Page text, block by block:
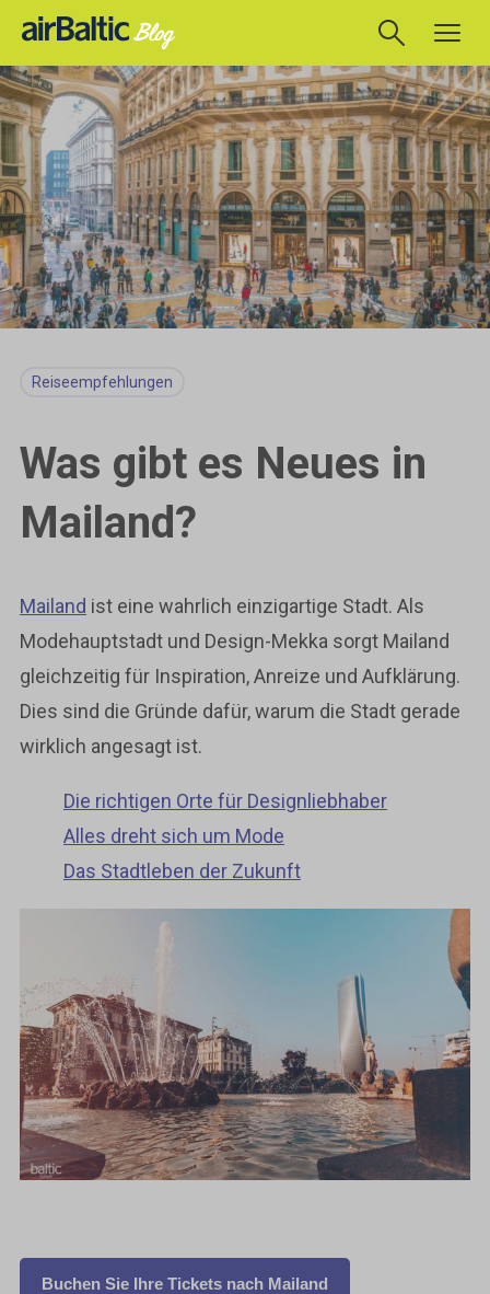
Reiseempfehlungen
Was gibt es Neues in
Mailand?
Mailand ist eine wahrlich einzigartige Stadt. Als
Modehauptstadt und Design-Mekka sorgt Mailand
gleichzeitig für Inspiration, Anreize und Aufklärung.
Dies sind die Gründe dafür, warum die Stadt gerade
wirklich angesagt ist.
Die richtigen Orte für Designliebhaber
Alles dreht sich um Mode
Das Stadtleben der Zukunft
Buchen Sie Ihre Tickets nach Mailand